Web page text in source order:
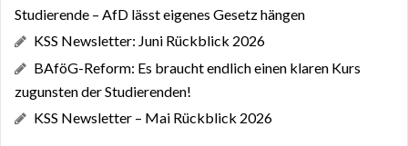
Studierende – AfD lässt eigenes Gesetz hängen
KSS Newsletter: Juni Rückblick 2026
BAföG-Reform: Es braucht endlich einen klaren Kurs
zugunsten der Studierenden!
KSS Newsletter – Mai Rückblick 2026